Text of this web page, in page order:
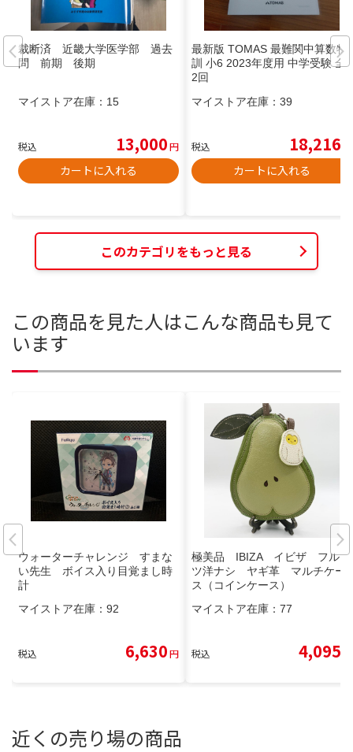
裁断済 近畿大学医学部 過去
問 前期 後期
マイストア在庫： 15
税込 13,000円
カートに入れる
最新版 TOMAS 最難関中算数特
訓 小6 2023年度用 中学受験 全1
2回
マイストア在庫： 39
税込 18,216
カートに入れる
このカテゴリをもっと見る
この商品を見た人はこんな商品も見て
います
ウォーターチャレンジ すまな
い先生 ボイス入り目覚まし時
計
マイストア在庫： 92
税込 6,630円
極美品 IBIZA イビザ フルー
ツ洋ナシ ヤギ革 マルチケー
ス（コインケース）
マイストア在庫： 77
税込 4,095
近くの売り場の商品